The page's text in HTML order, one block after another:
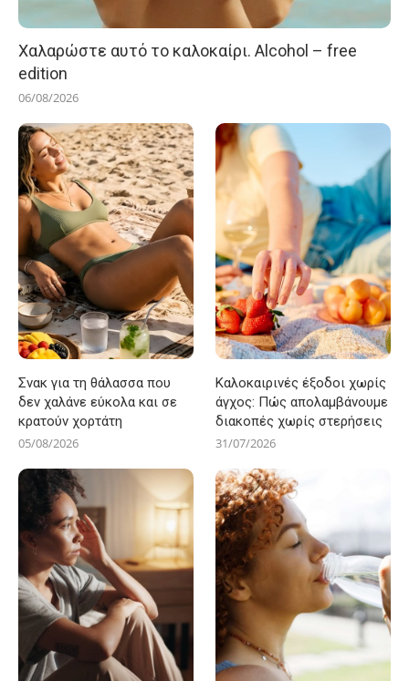
Χαλαρώστε αυτό το καλοκαίρι. Alcohol – free
edition
06/08/2026
Σνακ για τη θάλασσα που
δεν χαλάνε εύκολα και σε
κρατούν χορτάτη
05/08/2026
Καλοκαιρινές έξοδοι χωρίς
άγχος: Πώς απολαμβάνουμε
διακοπές χωρίς στερήσεις
31/07/2026